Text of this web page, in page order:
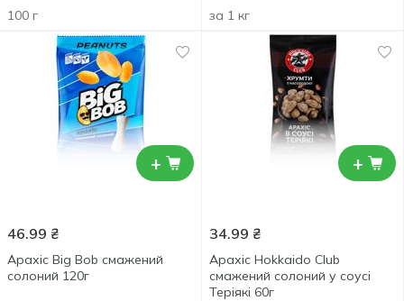
100 г за 1 кг
+
46.99 ₴
Арахіс Big Bob смажений
солоний 120г
+
34.99 ₴
Арахіс Hokkaido Club
смажений солоний у соусі
Теріякі 60г